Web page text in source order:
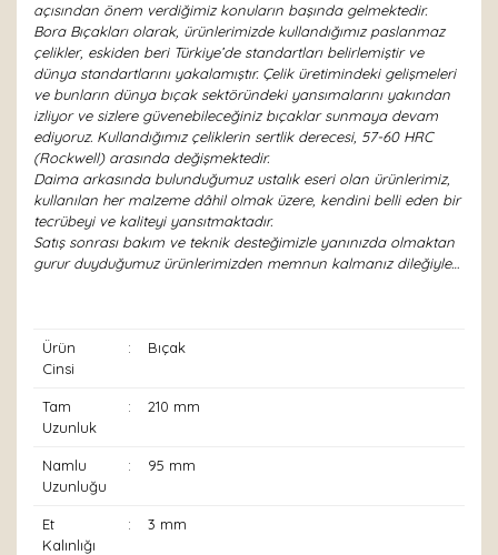
açısından önem verdiğimiz konuların başında gelmektedir.
Bora Bıçakları olarak, ürünlerimizde kullandığımız paslanmaz
çelikler, eskiden beri Türkiye’de standartları belirlemiştir ve
dünya standartlarını yakalamıştır. Çelik üretimindeki gelişmeleri
ve bunların dünya bıçak sektöründeki yansımalarını yakından
izliyor ve sizlere güvenebileceğiniz bıçaklar sunmaya devam
ediyoruz. Kullandığımız çeliklerin sertlik derecesi, 57-60 HRC
(Rockwell) arasında değişmektedir.
Daima arkasında bulunduğumuz ustalık eseri olan ürünlerimiz,
kullanılan her malzeme dâhil olmak üzere, kendini belli eden bir
tecrübeyi ve kaliteyi yansıtmaktadır.
Satış sonrası bakım ve teknik desteğimizle yanınızda olmaktan
gurur duyduğumuz ürünlerimizden memnun kalmanız dileğiyle…
Ürün
Cinsi
: Bıçak
Tam
Uzunluk
: 210 mm
Namlu
Uzunluğu
: 95 mm
Et
Kalınlığı
: 3 mm